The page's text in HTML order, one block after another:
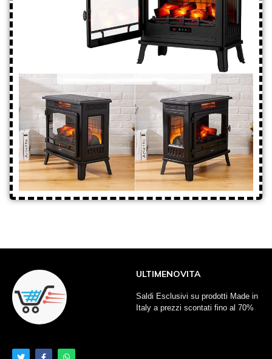
ULTIMENOVITA
Saldi Esclusivi su prodotti Made in
Italy a prezzi scontati fino al 70%